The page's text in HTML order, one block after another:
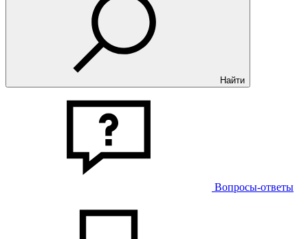
Найти
Вопросы-ответы